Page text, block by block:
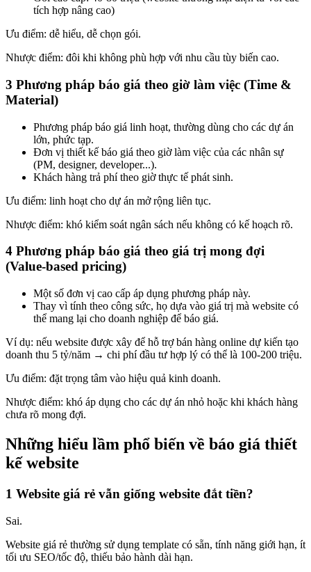
tích hợp nâng cao)
Ưu điểm: dễ hiểu, dễ chọn gói.
Nhược điểm: đôi khi không phù hợp với nhu cầu tùy biến cao.
3 Phương pháp báo giá theo giờ làm việc (Time &
Material)
Phương pháp báo giá linh hoạt, thường dùng cho các dự án
lớn, phức tạp.
Đơn vị thiết kế báo giá theo giờ làm việc của các nhân sự
(PM, designer, developer...).
Khách hàng trả phí theo giờ thực tế phát sinh.
Ưu điểm: linh hoạt cho dự án mở rộng liên tục.
Nhược điểm: khó kiểm soát ngân sách nếu không có kế hoạch rõ.
4 Phương pháp báo giá theo giá trị mong đợi
(Value-based pricing)
Một số đơn vị cao cấp áp dụng phương pháp này.
Thay vì tính theo công sức, họ dựa vào giá trị mà website có
thể mang lại cho doanh nghiệp để báo giá.
Ví dụ: nếu website được xây để hỗ trợ bán hàng online dự kiến tạo
doanh thu 5 tỷ/năm → chi phí đầu tư hợp lý có thể là 100-200 triệu.
Ưu điểm: đặt trọng tâm vào hiệu quả kinh doanh.
Nhược điểm: khó áp dụng cho các dự án nhỏ hoặc khi khách hàng
chưa rõ mong đợi.
Những hiểu lầm phổ biến về báo giá thiết
kế website
1 Website giá rẻ vẫn giống website đắt tiền?
Sai.
Website giá rẻ thường sử dụng template có sẵn, tính năng giới hạn, ít
tối ưu SEO/tốc độ, thiếu bảo hành dài hạn.